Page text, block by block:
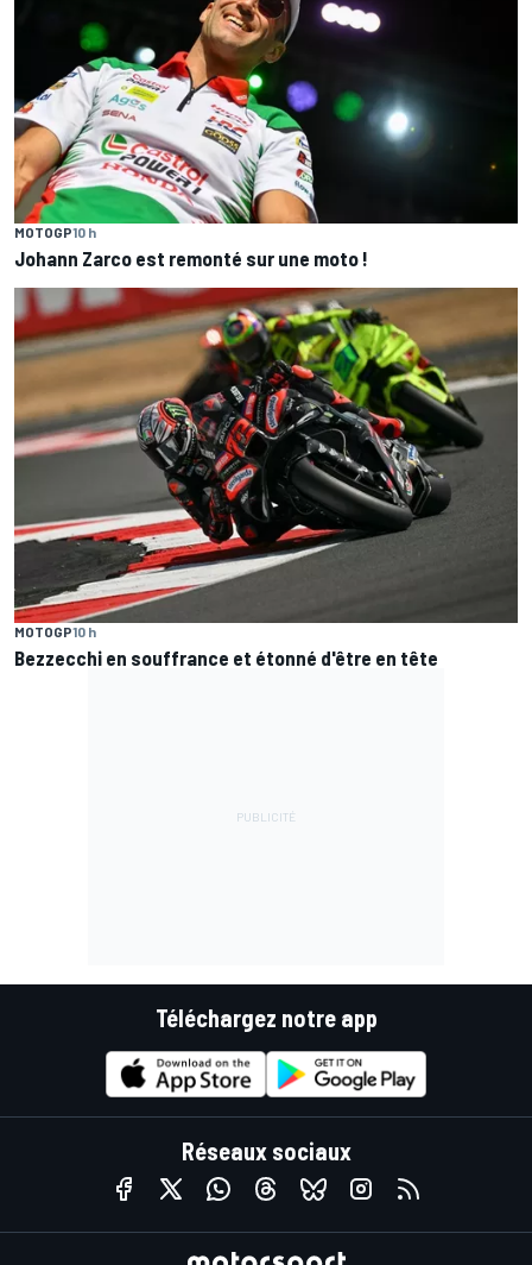
MOTOGP10 h
Johann Zarco est remonté sur une moto !
MOTOGP10 h
Bezzecchi en souffrance et étonné d'être en tête
Téléchargez notre app
Réseaux sociaux